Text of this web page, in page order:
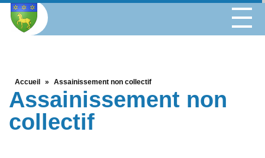
Accueil » Assainissement non collectif
Assainissement non
collectif